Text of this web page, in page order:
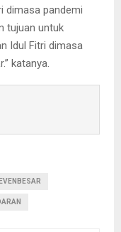
dimasa pandemi
tujuan untuk
Idul Fitri dimasa
katanya.
EVENBESAR